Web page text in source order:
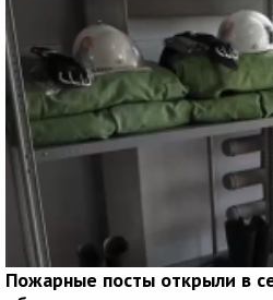
Пожарные посты открыли в